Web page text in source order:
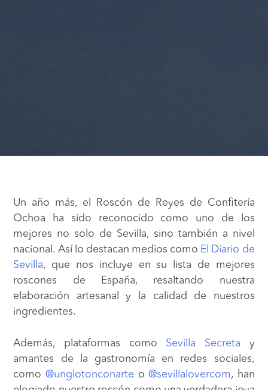
Un año más, el Roscón de Reyes de Confitería
Ochoa ha sido reconocido como uno de los
mejores no solo de Sevilla, sino también a nivel
nacional. Así lo destacan medios como El Diario de
Sevilla, que nos incluye en su lista de mejores
roscones de España, resaltando nuestra
elaboración artesanal y la calidad de nuestros
ingredientes.
Además, plataformas como Sevilla Secreta y
amantes de la gastronomía en redes sociales,
como @unglotonconarte o@sevillalovercom, han